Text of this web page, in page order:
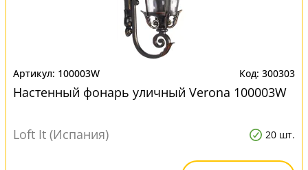
100003W 300303
Настенный фонарь уличный Verona 100003W
Loft It (Испания) 20 шт.